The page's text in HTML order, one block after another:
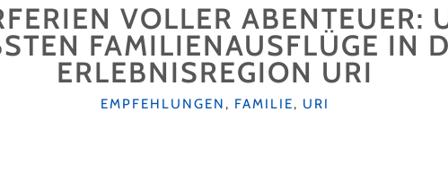
VOLLER ABENTEUER:
FAMILIENAUSFLÜGE IN
ERLEBNISREGION URI
KATEGORIEN
EMPFEHLUNGEN, FAMILIE, URI